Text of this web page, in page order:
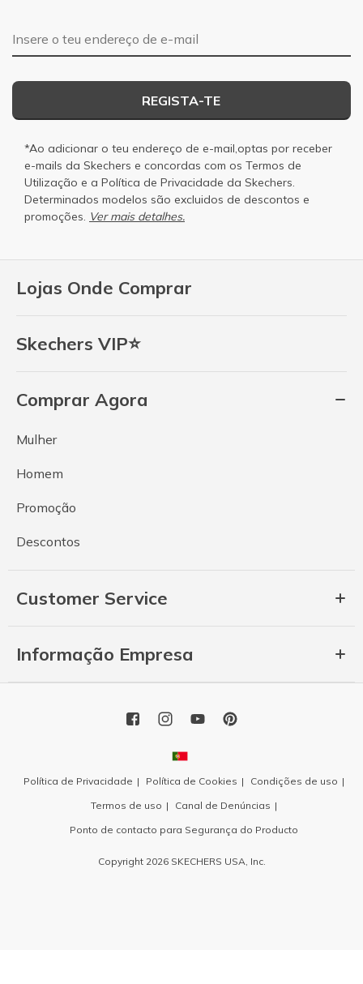
Lojas Onde Comprar
Skechers VIP⭐
Comprar Agora
Mulher
Homem
Promoção
Descontos
Customer Service
Informação Empresa
Endereço de e-mail
REGISTA-TE
*Ao adicionar o teu endereço de e-mail,optas por receber
e-mails da Skechers e concordas com os Termos de
Utilização e a Política de Privacidade da Skechers.
Determinados modelos são excluidos de descontos e
promoções. Ver mais detalhes.
Política de Privacidade Política de Cookies
Condições de uso
Termos de uso
Canal de Denúncias
Ponto de contacto para Segurança do Producto
Copyright 2026 SKECHERS USA, Inc.